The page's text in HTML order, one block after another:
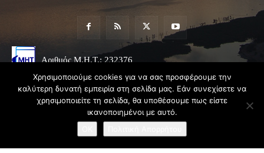
Αριθμός Μ.Η.Τ.: 232376
Χρησιμοποιούμε cookies για να σας προσφέρουμε την
καλύτερη δυνατή εμπειρία στη σελίδα μας. Εάν συνεχίσετε να
χρησιμοποιείτε τη σελίδα, θα υποθέσουμε πως είστε
ικανοποιημένοι με αυτό.